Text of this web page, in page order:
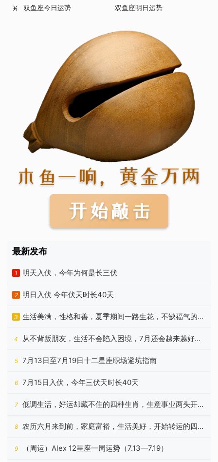
♓
双鱼座今日运势 双鱼座明日运势
最新发布
1 明天入伏，今年为何是长三伏
2 明日入伏 今年伏天时长40天
3
生活美满，性格和善，夏季期间一路生花，不缺福气的生
肖
4
从不背叛朋友，生活不会陷入困境，7月还会越来越好的
生肖
5 7月13日至7月19日十二星座职场避坑指南
6 7月15日入伏，今年三伏天时长40天
7
低调生活，好运却藏不住的四种生肖，生意事业两头开花
结果
8
农历六月来到前，家庭富裕，生活美好，开始转运的四个
生肖
9 （周运）Alex 12星座一周运势（7.13—7.19）